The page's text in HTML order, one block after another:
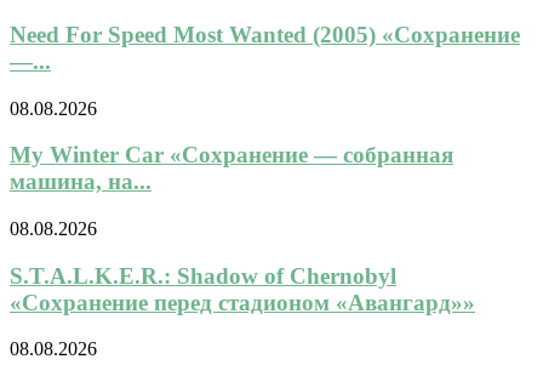
Need For Speed Most Wanted (2005) «Сохранение
—...
08.08.2026
My Winter Car «Сохранение — собранная
машина, на...
08.08.2026
S.T.A.L.K.E.R.: Shadow of Chernobyl
«Сохранение перед стадионом «Авангард»»
08.08.2026